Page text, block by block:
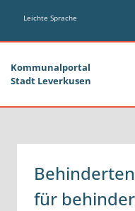
Zum Hauptinhalt
Leichte Sprache
Kommunalportal
Stadt Leverkusen
für